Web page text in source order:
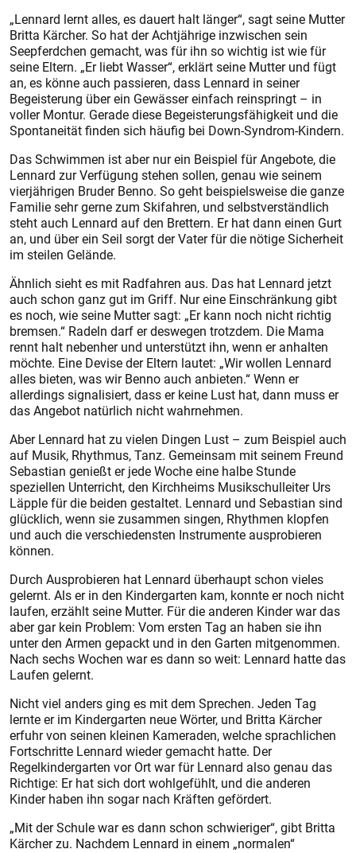
„Lennard lernt alles, es dauert halt länger“, sagt seine Mutter
Britta Kärcher. So hat der Achtjährige inzwischen sein
Seepferdchen gemacht, was für ihn so wichtig ist wie für
seine Eltern. „Er liebt Wasser“, erklärt seine Mutter und fügt
an, es könne auch passieren, dass Lennard in seiner
Begeisterung über ein Gewässer einfach reinspringt – in
voller Montur. Gerade diese Begeisterungsfähigkeit und die
Spontaneität finden sich häufig bei Down-Syndrom-Kindern.
Das Schwimmen ist aber nur ein Beispiel für Angebote, die
Lennard zur Verfügung stehen sollen, genau wie seinem
vierjährigen Bruder Benno. So geht beispielsweise die ganze
Familie sehr gerne zum Skifahren, und selbstverständlich
steht auch Lennard auf den Brettern. Er hat dann einen Gurt
an, und über ein Seil sorgt der Vater für die nötige Sicherheit
im steilen Gelände.
Ähnlich sieht es mit Radfahren aus. Das hat Lennard jetzt
auch schon ganz gut im Griff. Nur eine Einschränkung gibt
es noch, wie seine Mutter sagt: „Er kann noch nicht richtig
bremsen.“ Radeln darf er deswegen trotzdem. Die Mama
rennt halt nebenher und unterstützt ihn, wenn er anhalten
möchte. Eine Devise der Eltern lautet: „Wir wollen Lennard
alles bieten, was wir Benno auch anbieten.“ Wenn er
allerdings signa­lisiert, dass er keine Lust hat, dann muss er
das Angebot natürlich nicht wahrnehmen.
Aber Lennard hat zu vielen Dingen Lust – zum Beispiel auch
auf Musik, Rhythmus, Tanz. Gemeinsam mit seinem Freund
Sebastian genießt er jede Woche eine halbe Stunde
speziellen Unterricht, den Kirchheims Musikschulleiter Urs
Läpple für die beiden gestaltet. Lennard und Sebastian sind
glücklich, wenn sie zusammen singen, Rhythmen klopfen
und auch die verschiedensten Instrumente ausprobieren
können.
Durch Ausprobieren hat Lennard überhaupt schon vieles
gelernt. Als er in den Kindergarten kam, konnte er noch nicht
laufen, erzählt seine Mutter. Für die anderen Kinder war das
aber gar kein Problem: Vom ersten Tag an haben sie ihn
unter den Armen gepackt und in den Garten mitgenommen.
Nach sechs Wochen war es dann so weit: Lennard hatte das
Laufen gelernt.
Nicht viel anders ging es mit dem Sprechen. Jeden Tag
lernte er im Kindergarten neue Wörter, und Britta Kärcher
erfuhr von seinen kleinen Kameraden, welche sprachlichen
Fortschritte Lennard wieder gemacht hatte. Der
Regelkindergarten vor Ort war für Lennard also genau das
Richtige: Er hat sich dort wohlgefühlt, und die anderen
Kinder haben ihn sogar nach Kräften gefördert.
„Mit der Schule war es dann schon schwieriger“, gibt Britta
Kärcher zu. Nachdem Lennard in einem „normalen“